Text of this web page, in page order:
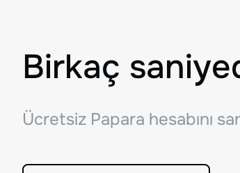
Birkaç
Ücretsiz Papara hesabını